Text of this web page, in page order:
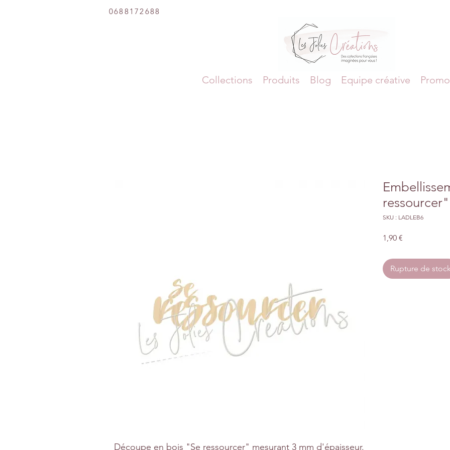
0688172688
Collections Produits Blog Equipe créative
Découpe en bois "Se ressourcer" mesurant 3 mm d'épaisseur.
ressourcer"
SKU : LADLEB6
1,90 €
Rupture de